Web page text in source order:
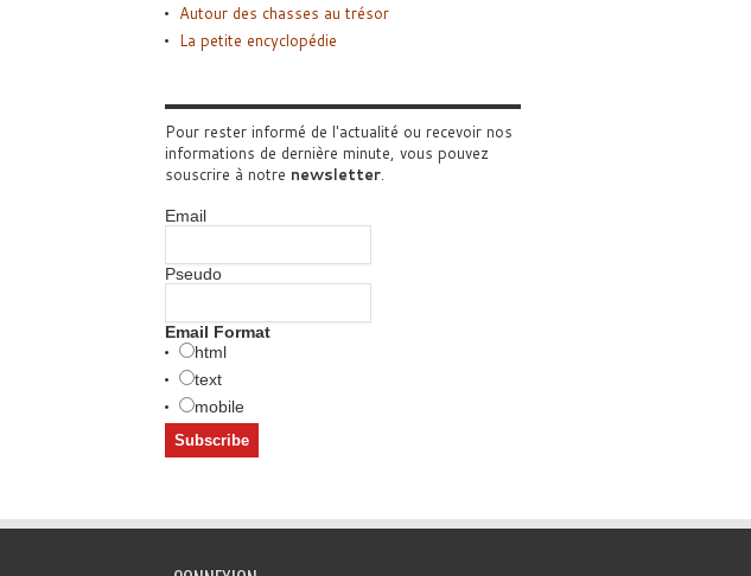
Autour des chasses au trésor
La petite encyclopédie
Pour rester informé de l'actualité ou recevoir nos
informations de dernière minute, vous pouvez
souscrire à notre newsletter.
Email
Pseudo
Email Format
html
text
mobile